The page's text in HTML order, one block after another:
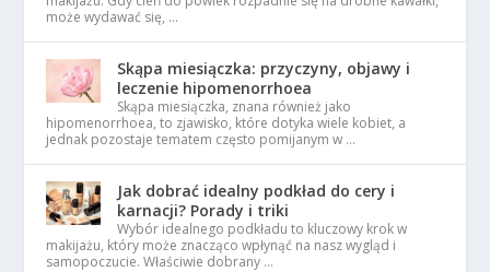
może wydawać się, …
Skąpa miesiączka: przyczyny, objawy i
leczenie hipomenorrhoea
Skąpa miesiączka, znana również jako
hipomenorrhoea, to zjawisko, które dotyka wiele kobiet, a
jednak pozostaje tematem często pomijanym w …
Jak dobrać idealny podkład do cery i
karnacji? Porady i triki
Wybór idealnego podkładu to kluczowy krok w
makijażu, który może znacząco wpłynąć na nasz wygląd i
samopoczucie. Właściwie dobrany …